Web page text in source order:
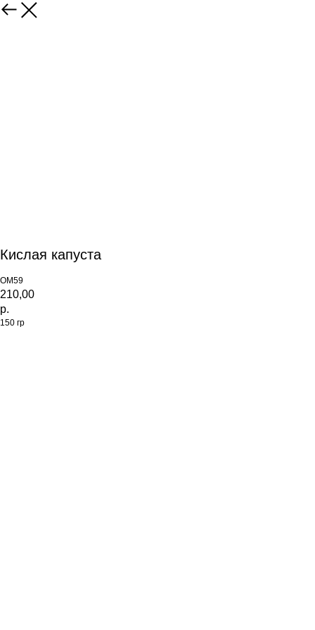
Кислая капуста
ОМ59
210,00
р.
150 гр